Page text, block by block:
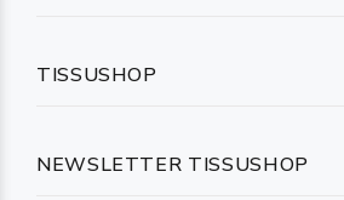
NEWSLETTER TISSUSHOP
TISSUSHOP